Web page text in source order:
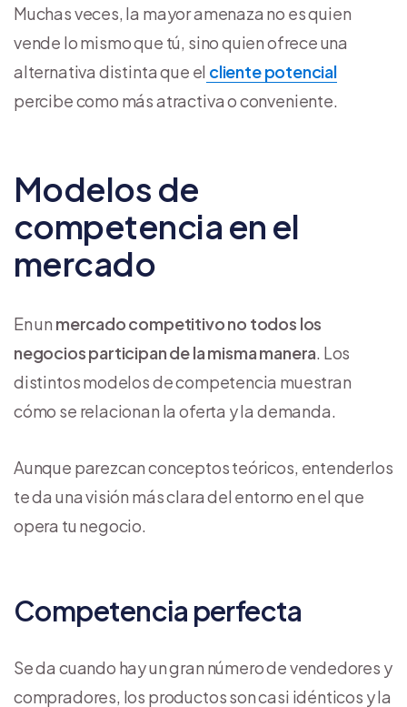
Muchas veces, la mayor amenaza no es quien
vende lo mismo que tú, sino quien ofrece una
alternativa distinta que el cliente potencial
percibe como más atractiva o conveniente.
Modelos de
competencia en el
mercado
En un mercado competitivo no todos los
negocios participan de la misma manera. Los
distintos modelos de competencia muestran
cómo se relacionan la oferta y la demanda.
Aunque parezcan conceptos teóricos, entenderlos
te da una visión más clara del entorno en el que
opera tu negocio.
Competencia perfecta
Se da cuando hay un gran número de vendedores y
compradores, los productos son casi idénticos y la